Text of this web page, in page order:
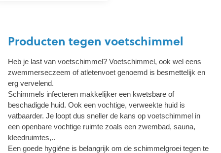
Producten tegen voetschimmel
Heb je last van voetschimmel? Voetschimmel, ook wel eens
zwemmerseczeem of atletenvoet genoemd is besmettelijk en
erg vervelend.
Schimmels infecteren makkelijker een kwetsbare of
beschadigde huid. Ook een vochtige, verweekte huid is
vatbaarder. Je loopt dus sneller de kans op voetschimmel in
een openbare vochtige ruimte zoals een zwembad, sauna,
kleedruimtes,..
Een goede hygiëne is belangrijk om de schimmelgroei tegen te